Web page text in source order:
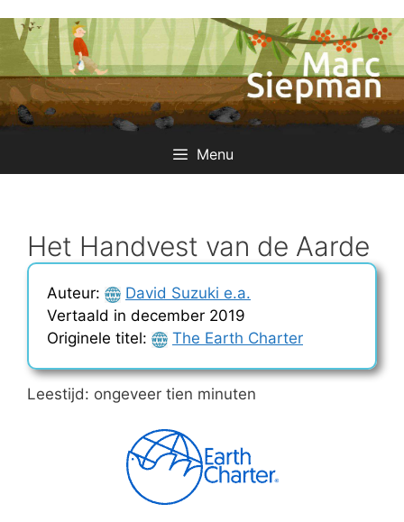
naar
inhoud
Menu
Het Handvest van de Aarde
Auteur:
David Suzuki e.a.
Vertaald in december 2019
Originele titel:
The Earth Charter
Leestijd: ongeveer tien minuten